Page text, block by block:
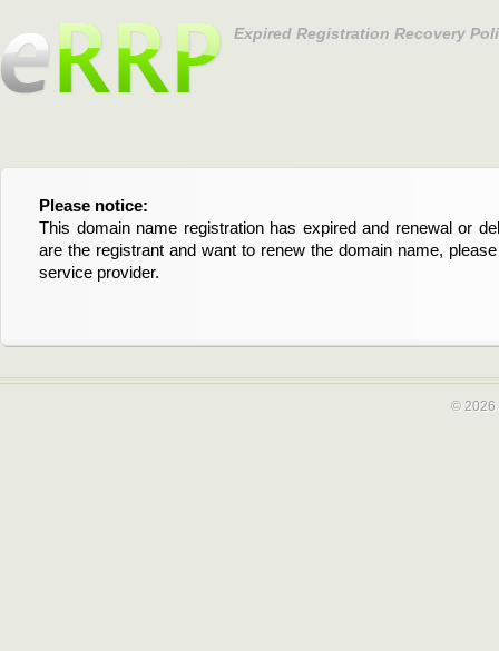
Expired Registration Recovery
Please notice:
This domain name registration has expired and renewal or
are the registrant and want to renew the domain name,
service provider.
Bitte beachten Sie:
Diese Domainregistrierung ist abgelaufen und die
Domain stehen an. Wenn Sie der Registrant sind und
verlängern möchten, kontaktieren Sie bitte Ihren Service-
© 2026